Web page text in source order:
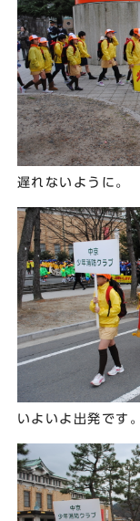
遅れないように。
いよいよ出発です。